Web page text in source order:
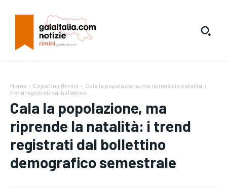
Home Copertina Rimini
Cala la popolazione, ma riprende la natalità: i
trend registrati dal bollettino...
Cala la popolazione, ma
riprende la natalità: i trend
registrati dal bollettino
demografico semestrale